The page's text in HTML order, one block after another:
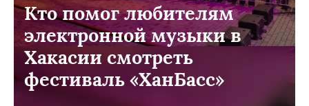
Кто помог любителям
электронной музыки в
Хакасии смотреть
фестиваль «ХанБасс»